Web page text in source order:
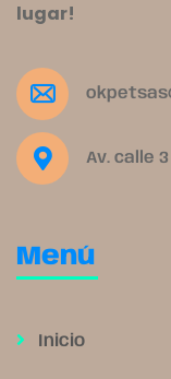
lugar!
Av. calle
Menú
Inicio